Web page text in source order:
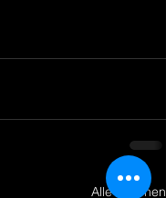
Alle ansehen